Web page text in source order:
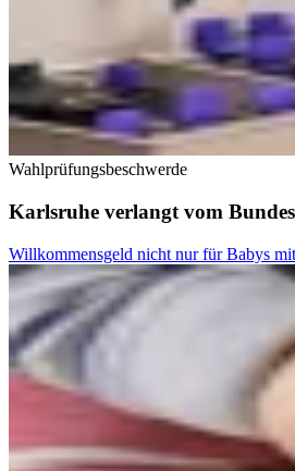
Wahlprüfungsbeschwerde
Karlsruhe verlangt vom
Willkommensgeld nicht nur für Babys